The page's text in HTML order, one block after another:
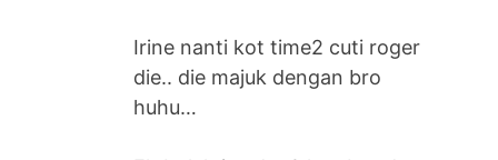
Irine nanti kot time2 cuti roger
die.. die majuk dengan bro
huhu…